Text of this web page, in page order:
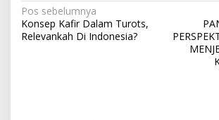
N
a
Pos sebelumnya
Konsep Kafir Dalam Turots,
Relevankah Di Indonesia?